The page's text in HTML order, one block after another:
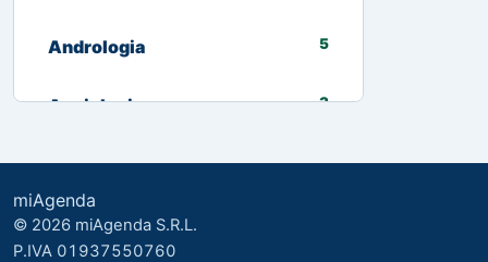
Andrologia 5
Angiologia 3
Biologo nutrizionista 13
Cardiologia
miAgenda
© 2026 miAgenda S.R.L.
P.IVA 01937550760